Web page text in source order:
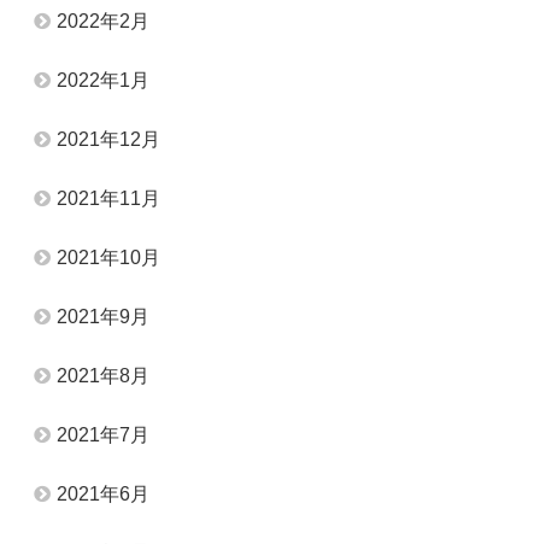
2022年2月
2022年1月
2021年12月
2021年11月
2021年10月
2021年9月
2021年8月
2021年7月
2021年6月